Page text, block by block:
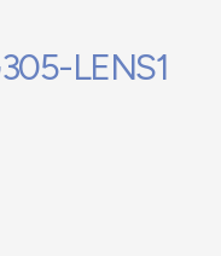
LENS1